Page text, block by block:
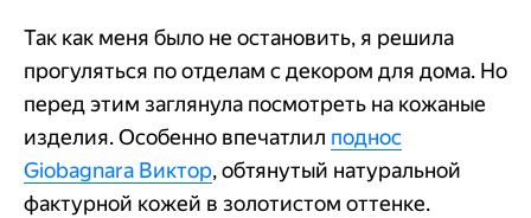
Так как меня было не остановить, я решила
прогуляться по отделам с декором для дома. Но
перед этим заглянула посмотреть на кожаные
изделия. Особенно впечатлил поднос
Giobagnara Виктор, обтянутый натуральной
фактурной кожей в золотистом оттенке.